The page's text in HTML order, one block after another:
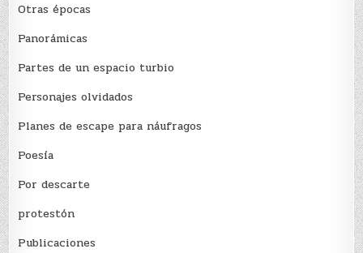
Otras épocas
Panorámicas
Partes de un espacio turbio
Personajes olvidados
Planes de escape para náufragos
Poesía
Por descarte
protestón
Publicaciones